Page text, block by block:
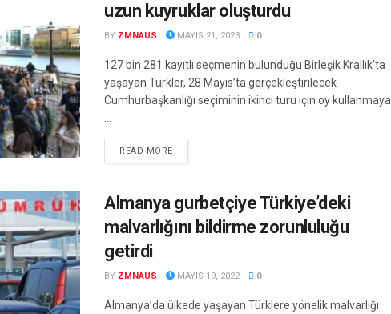
uzun kuyruklar oluşturdu
BY ZMNAUS MAYIS 21, 2023 0
127 bin 281 kayıtlı seçmenin bulunduğu Birleşik Krallık’ta
yaşayan Türkler, 28 Mayıs’ta gerçekleştirilecek
Cumhurbaşkanlığı seçiminin ikinci turu için oy kullanmaya
READ MOREDETAILS
Almanya gurbetçiye Türkiye’deki
malvarlığını bildirme zorunluluğu
getirdi
BY ZMNAUS MAYIS 19, 2022 0
Almanya’da ülkede yaşayan Türklere yönelik malvarlığı